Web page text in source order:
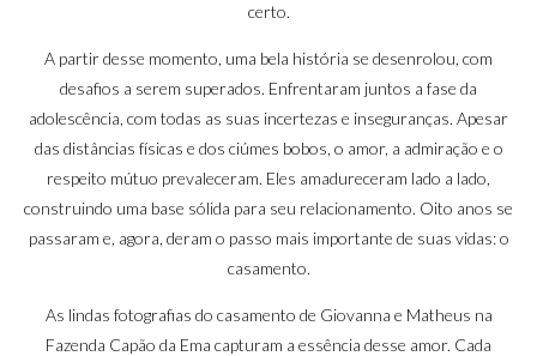
certo.
A partir desse momento, uma bela história se desenrolou, com
desafios a serem superados. Enfrentaram juntos a fase da
adolescência, com todas as suas incertezas e inseguranças. Apesar
das distâncias físicas e dos ciúmes bobos, o amor, a admiração e o
respeito mútuo prevaleceram. Eles amadureceram lado a lado,
construindo uma base sólida para seu relacionamento. Oito anos se
passaram e, agora, deram o passo mais importante de suas vidas: o
casamento.
As lindas fotografias do casamento de Giovanna e Matheus na
Fazenda Capão da Ema capturam a essência desse amor. Cada